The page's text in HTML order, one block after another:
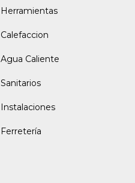
Herramientas
Calefaccion
Agua Caliente
Sanitarios
Instalaciones
Ferretería